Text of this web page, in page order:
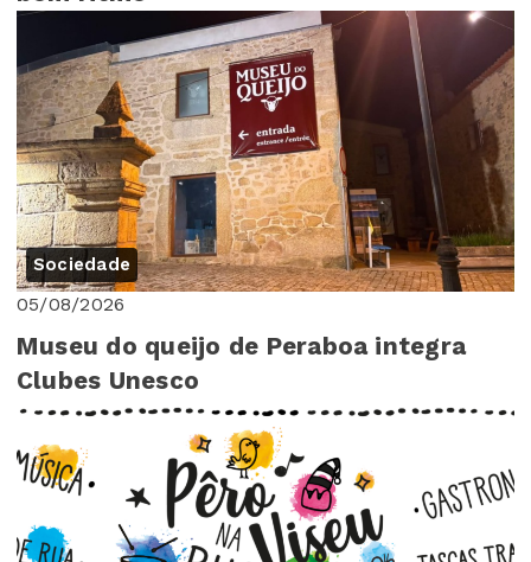
Sociedade
05/08/2026
Museu do queijo de Peraboa integra
Clubes Unesco